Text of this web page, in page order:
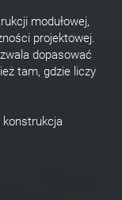
modułowej,
projektowej.
dopasować
tam, gdzie liczy